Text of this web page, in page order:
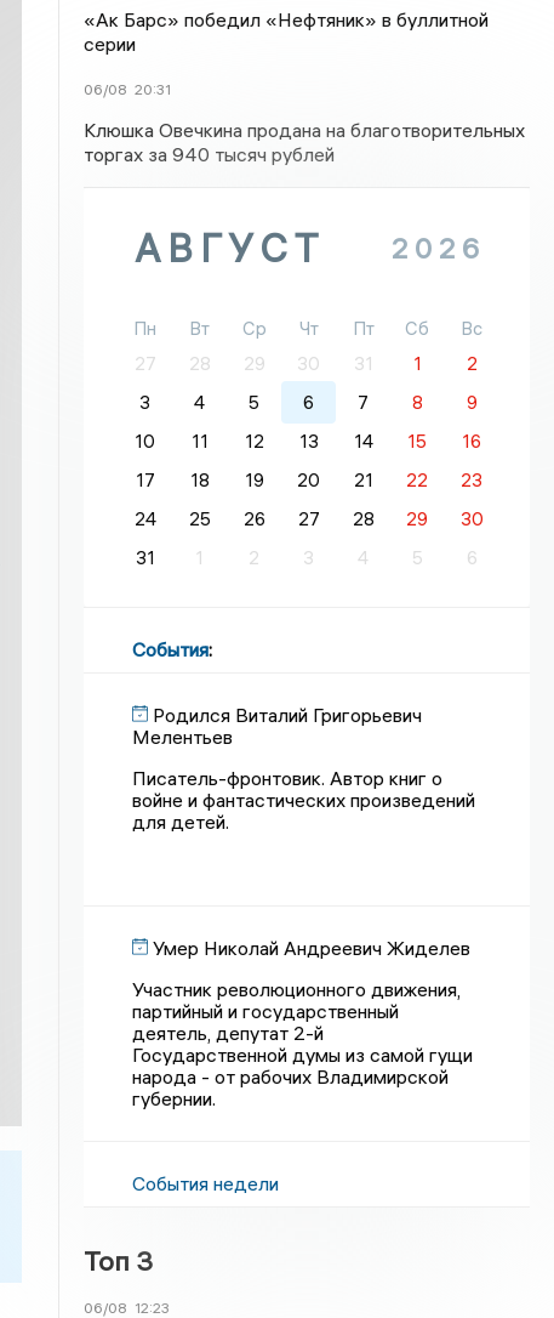
«Ак Барс» победил «Нефтяник» в буллитной
серии
06/08 20:31
Клюшка Овечкина продана на благотворительных
торгах за 940 тысяч рублей
АВГУСТ 2026
Пн Вт Ср Чт Пт Сб
Вс
27
28 29 30 31 1
2
3
4 5 6 7 8
9
10
11 12 13 14 15
16
17
18 19 20 21 22
23
24
25 26 27 28 29
30
31
1 2 3 4 5 6
События:
Родился Виталий Григорьевич
Мелентьев
Писатель-фронтовик. Автор книг о
войне и фантастических произведений
для детей.
Умер Николай Андреевич Жиделев
Участник революционного движения,
партийный и государственный
деятель, депутат 2-й
Государственной думы из самой гущи
народа - от рабочих Владимирской
губернии.
События недели
Топ 3
06/08 12:23